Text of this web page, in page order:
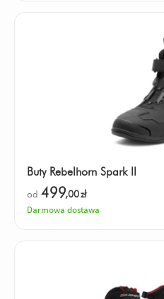
Buty Rebelhorn Spark II
od 499,00zł
Darmowa dostawa